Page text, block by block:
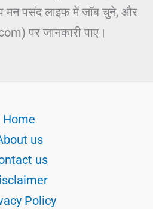
मन पसंद लाइफ में जॉब चुने, और
पर जानकारी पाए।
Home
us
us
Policy